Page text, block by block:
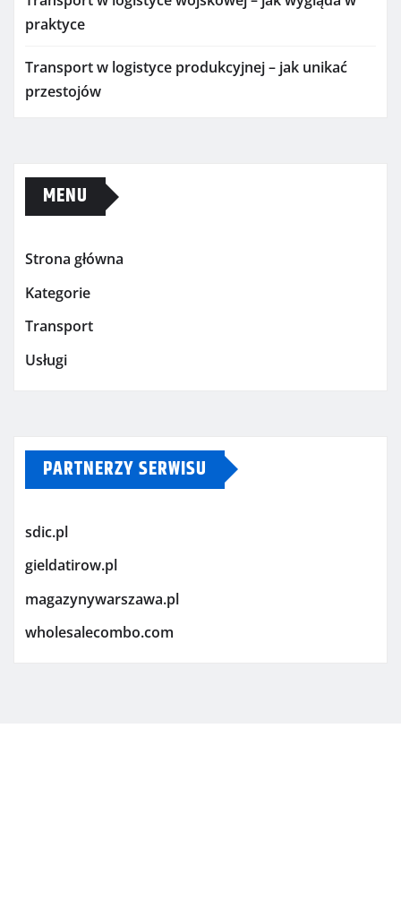
praktyce
Transport w logistyce produkcyjnej – jak unikać
przestojów
MENU
Strona główna
Kategorie
Transport
Usługi
PARTNERZY SERWISU
sdic.pl
gieldatirow.pl
magazynywarszawa.pl
wholesalecombo.com